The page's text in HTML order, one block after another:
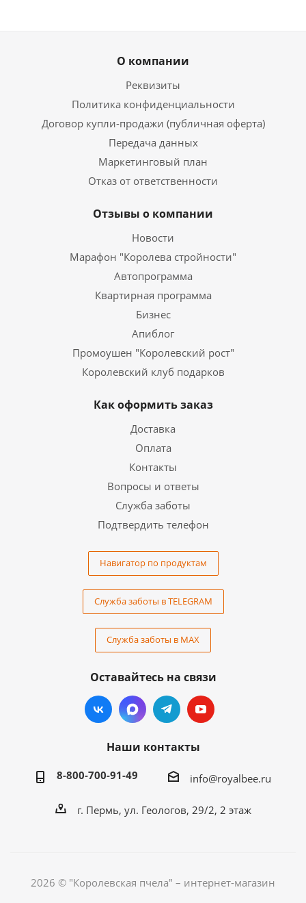
О компании
Реквизиты
Политика конфиденциальности
Договор купли-продажи (публичная оферта)
Передача данных
Маркетинговый план
Отказ от ответственности
Отзывы о компании
Новости
Марафон "Королева стройности"
Автопрограмма
Квартирная программа
Бизнес
Апиблог
Промоушен "Королевский рост"
Королевский клуб подарков
Как оформить заказ
Доставка
Оплата
Контакты
Вопросы и ответы
Служба заботы
Подтвердить телефон
Навигатор по продуктам
Служба заботы в TELEGRAM
Служба заботы в MAX
Оставайтесь на связи
Наши контакты
8-800-700-91-49 info@royalbee.ru
г. Пермь, ул. Геологов, 29/2, 2 этаж
2026 © "Королевская пчела" – интернет-магазин